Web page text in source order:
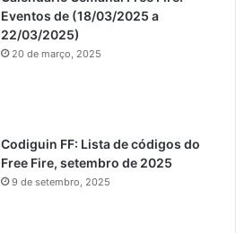
Eventos de (18/03/2025 a
22/03/2025)
20 de março, 2025
Codiguin FF: Lista de códigos do
Free Fire, setembro de 2025
9 de setembro, 2025